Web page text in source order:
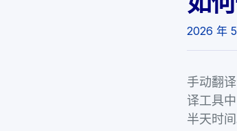
2026 年
手动翻
译工具
半天时间